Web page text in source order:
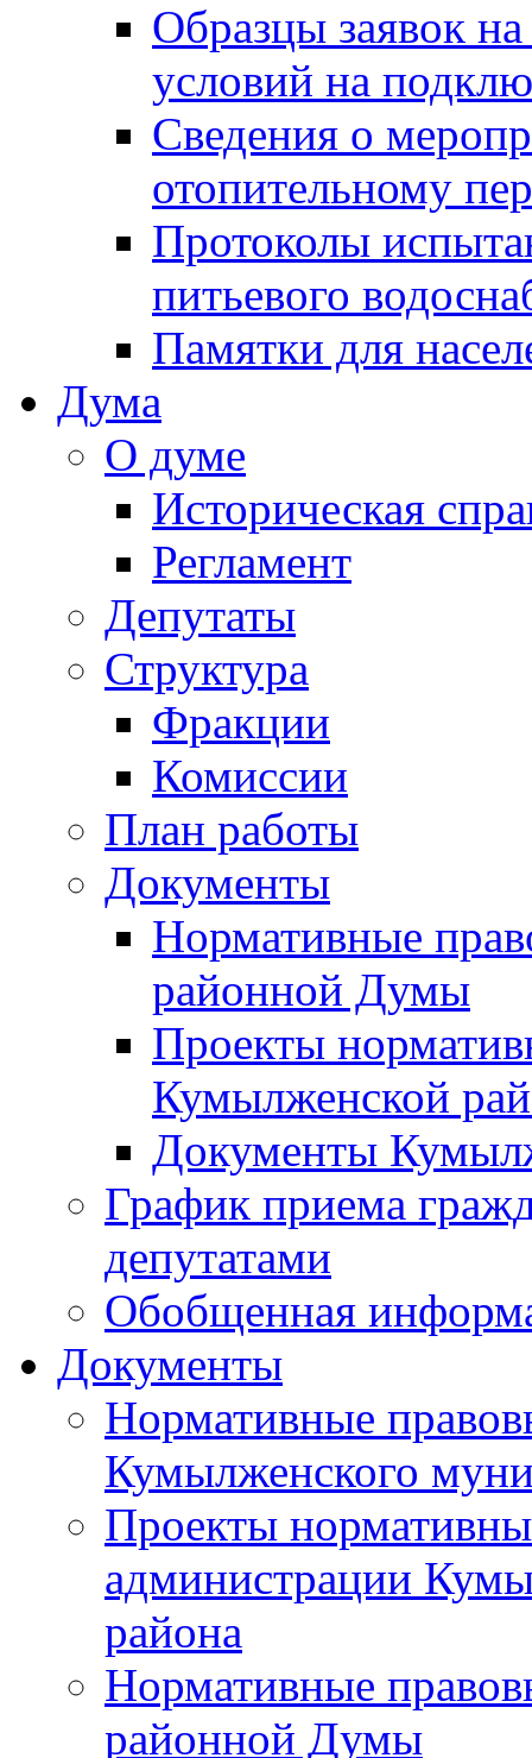
Образцы заявок
условий на
Сведения о
отопительному
Протоколы
питьевого
Памятки для
Дума
О думе
Историческая
Регламент
Депутаты
Структура
Фракции
Комиссии
План работы
Документы
Нормативные
районной Думы
Проекты
Кумылженской
Документы
График приема
депутатами
Обобщенная
Документы
Нормативные
Кумылженского
Проекты
администрации
района
Нормативные
районной Думы